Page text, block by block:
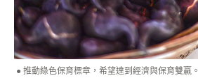
推動綠色保育標章，希望達到經濟與保育雙贏。